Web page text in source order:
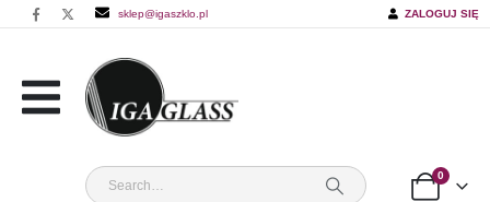
sklep@igaszklo.pl ZALOGUJ SIĘ
0